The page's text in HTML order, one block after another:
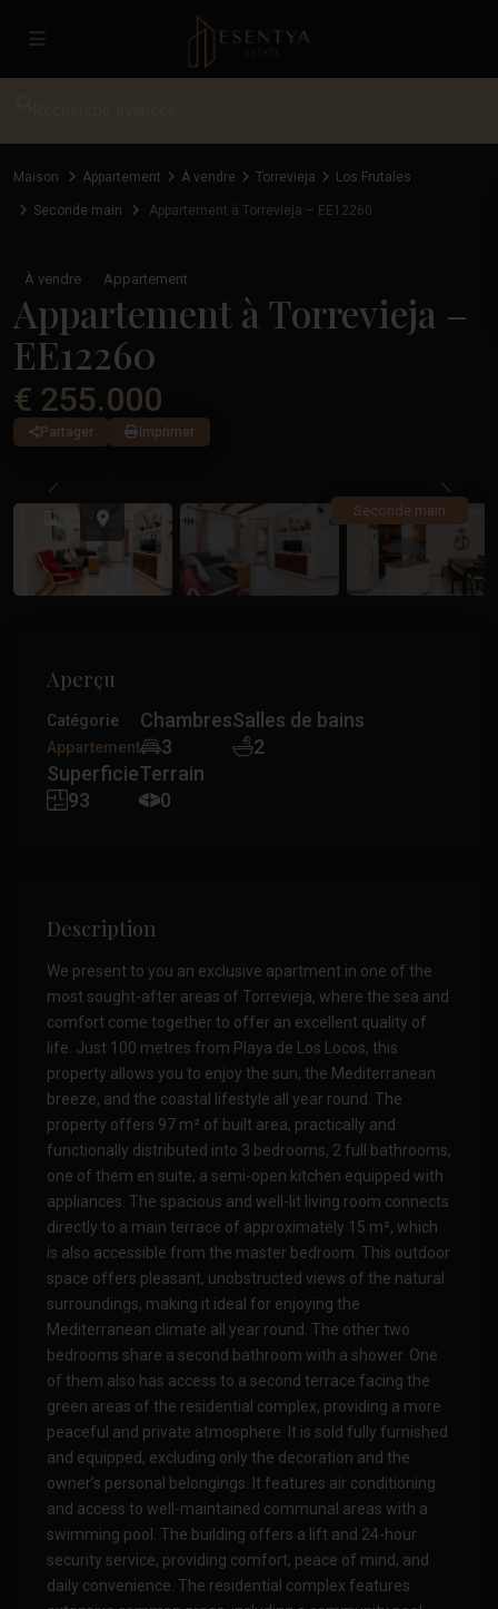
Maison Appartement À vendre Torrevieja Los Frutales
Seconde main Appartement à Torrevieja – EE12260
À vendre Appartement
Appartement à Torrevieja –
EE12260
€ 255.000
Partager Imprimer
Seconde main
Précédent
Aperçu
Catégorie
Appartement
Chambres
3
Salles de bains
2
Superficie
93
Terrain
0
Description
We present to you an exclusive apartment in one of the
most sought-after areas of Torrevieja, where the sea and
comfort come together to offer an excellent quality of
life. Just 100 metres from Playa de Los Locos, this
property allows you to enjoy the sun, the Mediterranean
breeze, and the coastal lifestyle all year round. The
property offers 97 m² of built area, practically and
functionally distributed into 3 bedrooms, 2 full bathrooms,
one of them en suite, a semi-open kitchen equipped with
appliances. The spacious and well-lit living room connects
directly to a main terrace of approximately 15 m², which
is also accessible from the master bedroom. This outdoor
space offers pleasant, unobstructed views of the natural
surroundings, making it ideal for enjoying the
Mediterranean climate all year round. The other two
bedrooms share a second bathroom with a shower. One
of them also has access to a second terrace facing the
green areas of the residential complex, providing a more
peaceful and private atmosphere. It is sold fully furnished
and equipped, excluding only the decoration and the
owner’s personal belongings. It features air conditioning
and access to well-maintained communal areas with a
swimming pool. The building offers a lift and 24-hour
security service, providing comfort, peace of mind, and
daily convenience. The residential complex features